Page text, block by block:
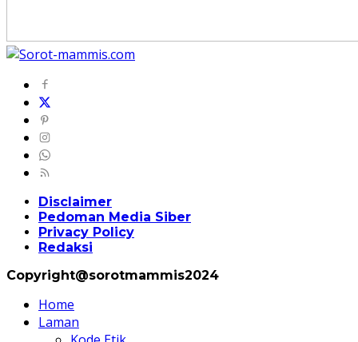
Disclaimer
Pedoman Media Siber
Privacy Policy
Redaksi
Copyright@sorotmammis2024
Home
Laman